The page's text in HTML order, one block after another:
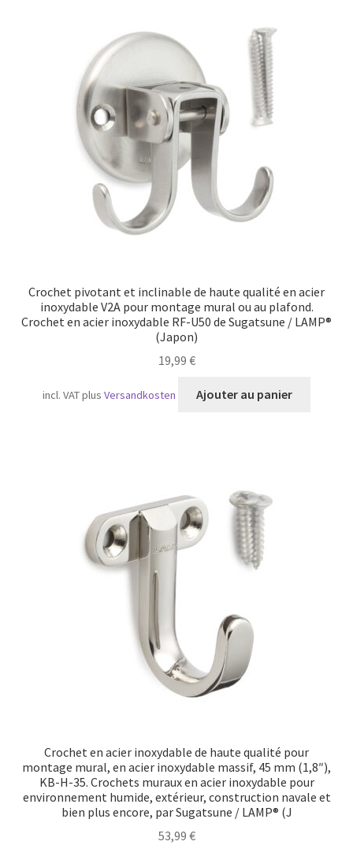
Crochet pivotant et inclinable de haute qualité en acier
inoxydable V2A pour montage mural ou au plafond.
Crochet en acier inoxydable RF-U50 de Sugatsune / LAMP®
(Japon)
19,99 €
incl. VATplusVersandkosten Ajouter au panier
Crochet en acier inoxydable de haute qualité pour
montage mural, en acier inoxydable massif, 45 mm (1,8″),
KB-H-35. Crochets muraux en acier inoxydable pour
environnement humide, extérieur, construction navale et
bien plus encore, par Sugatsune / LAMP® (J
53,99 €